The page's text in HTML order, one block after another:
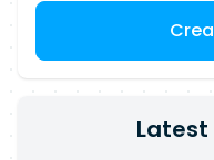
sécurité,
Compétences
solutions de
Participation à des
traitement de